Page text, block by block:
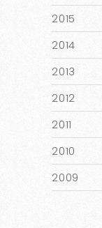
2015
2014
2013
2012
2011
2010
2009